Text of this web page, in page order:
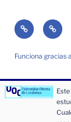
¿Quién
soy?
¿Qué
es
Funciona gracias